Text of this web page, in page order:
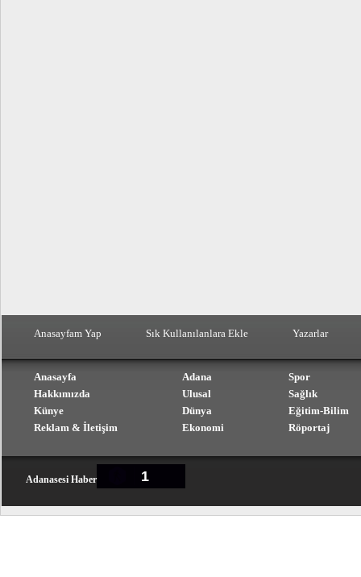
Anasayfam Yap Sık Kullanılanlara Ekle Yazarlar
Anasayfa
Hakkımızda
Künye
Reklam & İletişim
Adana
Ulusal
Dünya
Ekonomi
Spor
Sağlık
Eğitim-Bilim
Röportaj
Adanasesi Haber 1